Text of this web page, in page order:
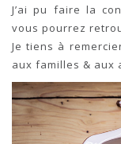
J’ai pu faire la
vous pourrez
Je tiens à
aux familles & aux